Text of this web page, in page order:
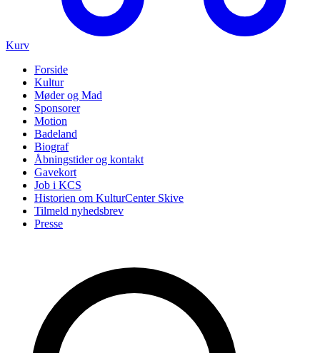
Kurv
Forside
Kultur
Møder og Mad
Sponsorer
Motion
Badeland
Biograf
Åbningstider og kontakt
Gavekort
Job i KCS
Historien om KulturCenter Skive
Tilmeld nyhedsbrev
Presse